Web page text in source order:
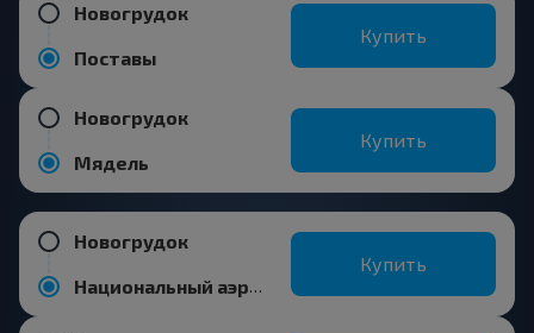
Новогрудок
Поставы
Купить
Новогрудок
Мядель
Купить
Новогрудок
Национальный аэропорт Минск
Купить